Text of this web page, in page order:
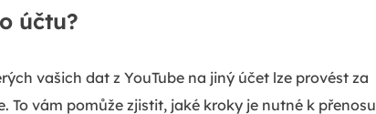
účtu?
vašich dat z YouTube na jiný účet lze provést za
vám pomůže zjistit, jaké kroky je nutné k přenosu